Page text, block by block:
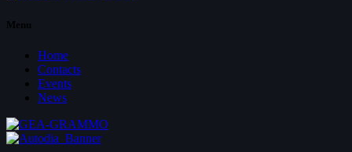
Menu
Home
Contacts
Events
News